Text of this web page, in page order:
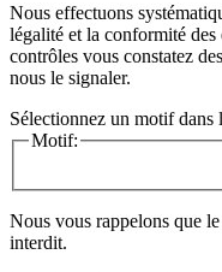
Nous effectuons
légalité et la conformité
contrôles vous constatez
nous le signaler.
Sélectionnez un motif dans
Motif:
Nous vous rappelons que
interdit.